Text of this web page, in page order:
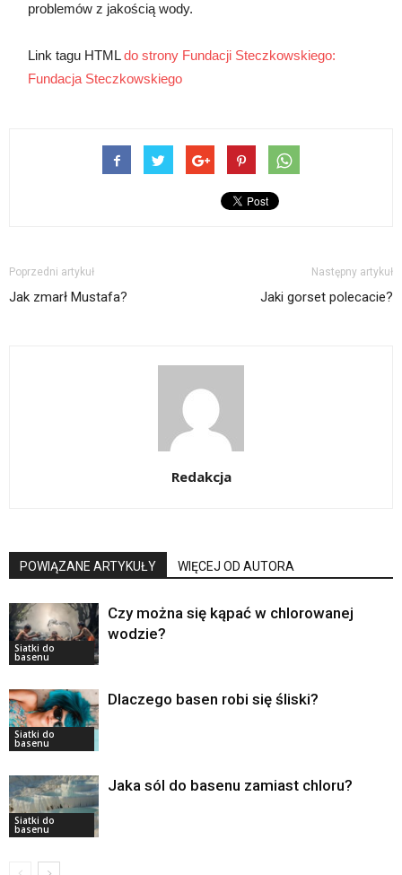
problemów z jakością wody.
Link tagu HTMLdo strony Fundacji Steczkowskiego:
Fundacja Steczkowskiego
Poprzedni artykuł
Jak zmarł Mustafa?
Następny artykuł
Jaki gorset polecacie?
Redakcja
POWIĄZANE ARTYKUŁY WIĘCEJ OD AUTORA
Siatki do
basenu
Czy można się kąpać w chlorowanej
wodzie?
Siatki do
basenu
Dlaczego basen robi się śliski?
Siatki do
basenu
Jaka sól do basenu zamiast chloru?